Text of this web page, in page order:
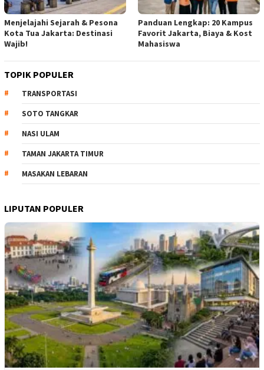
Menjelajahi Sejarah & Pesona
Kota Tua Jakarta: Destinasi
Wajib!
Panduan Lengkap: 20 Kampus
Favorit Jakarta, Biaya & Kost
Mahasiswa
TOPIK POPULER
TRANSPORTASI
SOTO TANGKAR
NASI ULAM
TAMAN JAKARTA TIMUR
MASAKAN LEBARAN
LIPUTAN POPULER